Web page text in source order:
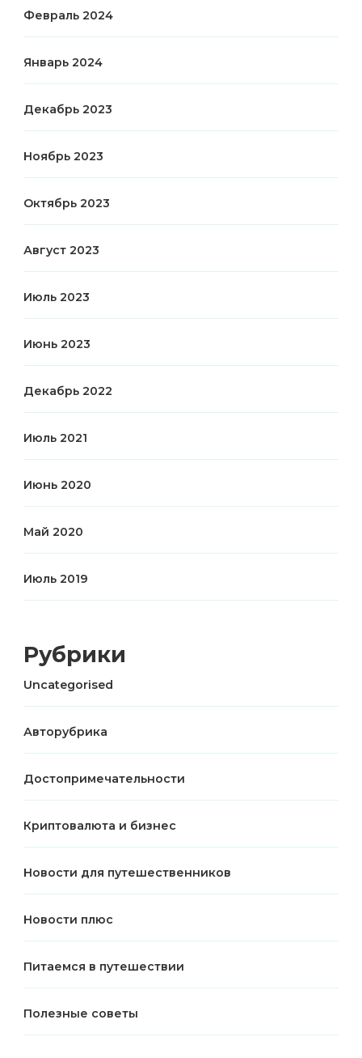
Февраль 2024
Январь 2024
Декабрь 2023
Ноябрь 2023
Октябрь 2023
Август 2023
Июль 2023
Июнь 2023
Декабрь 2022
Июль 2021
Июнь 2020
Май 2020
Июль 2019
Рубрики
Uncategorised
Авторубрика
Достопримечательности
Криптовалюта и бизнес
Новости для путешественников
Новости плюс
Питаемся в путешествии
Полезные советы